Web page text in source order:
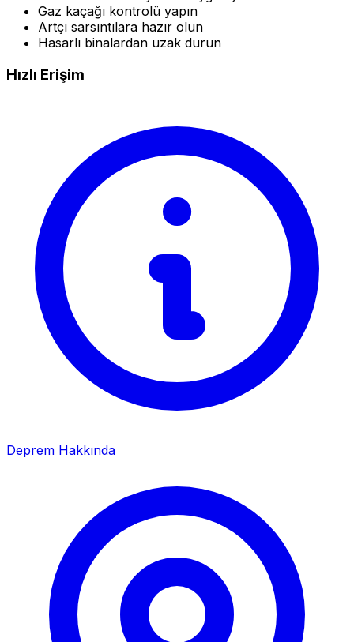
Gaz kaçağı kontrolü yapın
Artçı sarsıntılara hazır olun
Hasarlı binalardan uzak durun
Hızlı Erişim
Deprem Hakkında